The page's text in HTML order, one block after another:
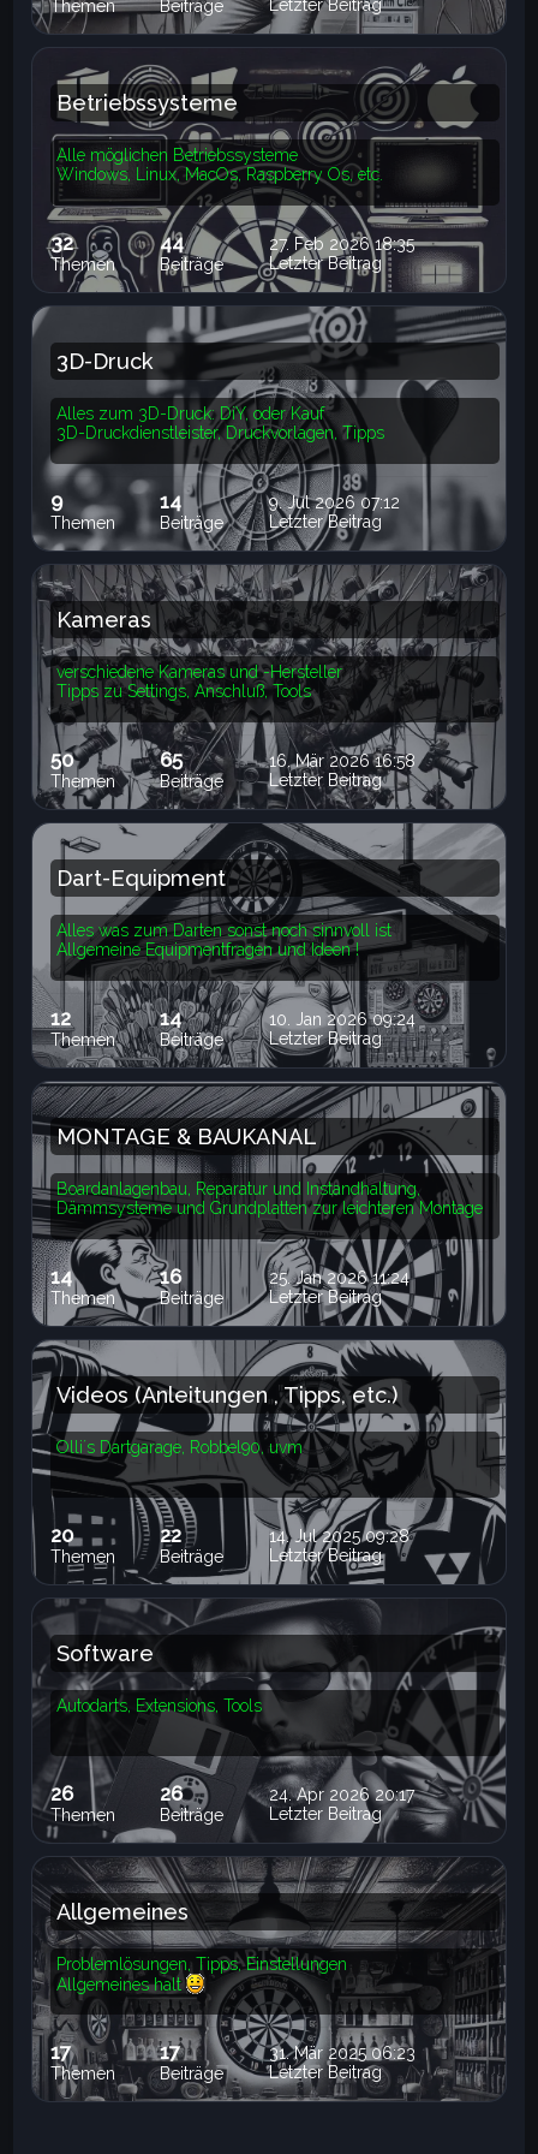
Themen Beiträge
Letzter Beitrag
Betriebssysteme
Alle möglichen Betriebssysteme
Windows, Linux, MacOs, Raspberry Os, etc.
32
Themen
44
Beiträge
27. Feb 2026 18:35
Letzter Beitrag
3D-Druck
Alles zum 3D-Druck: DiY, oder Kauf
3D-Druckdienstleister, Druckvorlagen, Tipps
9
Themen
14
Beiträge
9. Jul 2026 07:12
Letzter Beitrag
Kameras
verschiedene Kameras und -Hersteller
Tipps zu Settings, Anschluß, Tools
50
Themen
65
Beiträge
16. Mär 2026 16:58
Letzter Beitrag
Dart-Equipment
Alles was zum Darten sonst noch sinnvoll ist
Allgemeine Equipmentfragen und Ideen !
12
Themen
14
Beiträge
10. Jan 2026 09:24
Letzter Beitrag
MONTAGE & BAUKANAL
Boardanlagenbau, Reparatur und Instandhaltung,
Dämmsysteme und Grundplatten zur leichteren Montage
14
Themen
16
Beiträge
25. Jan 2026 11:24
Letzter Beitrag
Videos (Anleitungen , Tipps, etc.)
Olli´s Dartgarage, Robbel90, uvm
20
Themen
22
Beiträge
14. Jul 2025 09:28
Letzter Beitrag
Software
Autodarts, Extensions, Tools
26
Themen
26
Beiträge
24. Apr 2026 20:17
Letzter Beitrag
Allgemeines
Problemlösungen, Tipps, Einstellungen
Allgemeines halt
17
Themen
17
Beiträge
31. Mär 2025 06:23
Letzter Beitrag